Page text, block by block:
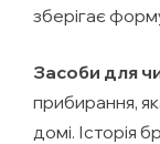
зберігає
Засоби для
прибирання,
домі. Історія